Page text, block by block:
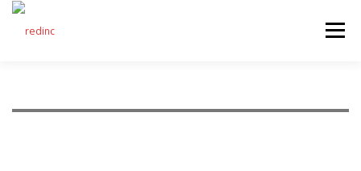
コンテンツへスキップ
メニュー